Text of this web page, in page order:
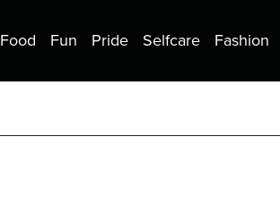
Food Fun Pride Selfcare Fashion